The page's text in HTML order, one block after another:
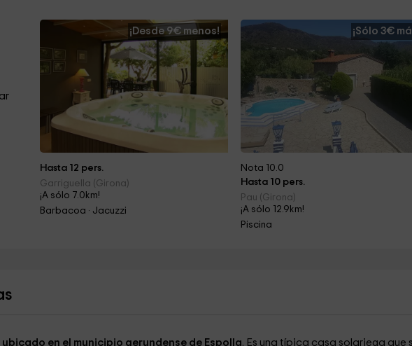
¡Desde 9€ menos!
Hasta 12 pers.
Garriguella (Girona)
¡A sólo 7.0km!
Barbacoa · Jacuzzi
¡Sólo 3€
Nota 10.0
Hasta 10 pers.
Pau (Girona)
¡A sólo 12.9km!
Piscina
ubicado en el municipio gerundense de Espolla. Es una típica casa solariega que